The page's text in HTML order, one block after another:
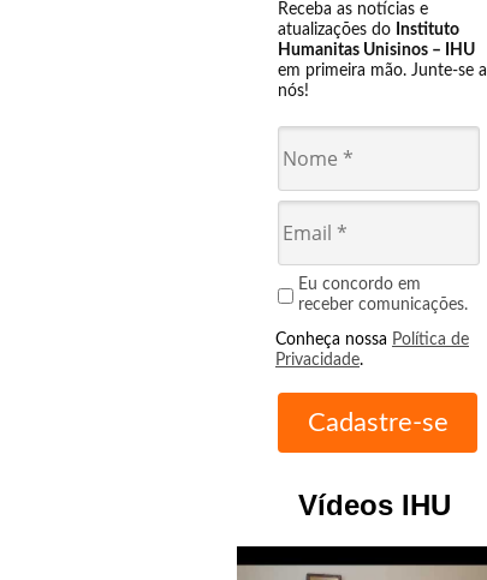
Receba as notícias e
atualizações do Instituto
Humanitas Unisinos – IHU
em primeira mão. Junte-se a
nós!
Eu concordo em
receber comunicações.
Conheça nossa Política de
Privacidade.
Vídeos IHU